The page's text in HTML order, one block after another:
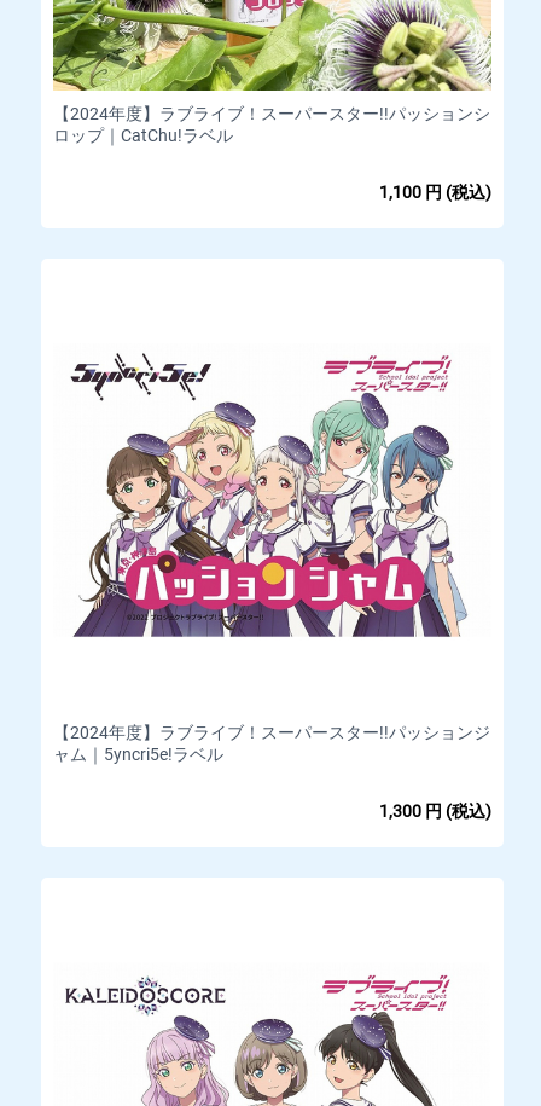
【2024年度】ラブライブ！スーパースター!!パッションシ
ロップ｜CatChu!ラベル
1,100 円 (税込)
【2024年度】ラブライブ！スーパースター!!パッションジ
ャム｜5yncri5e!ラベル
1,300 円 (税込)